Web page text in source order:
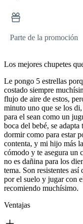
Parte de la promoción
Los mejores chupetes
Le pongo 5 estrellas
costado siempre
flujo de aire de estos,
minuto uno que se los
para el sean como un
boca del bebé, se
dormir como para estar
contenta, y mi hijo más
cómodo y te asegura un
no es dañina para los
tema. Son resistentes así
por el suelo y jugar con
recomiendo muchísimo.
Ventajas